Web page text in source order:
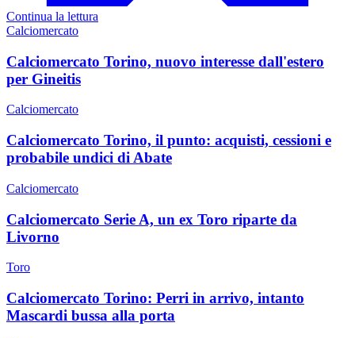
Continua la lettura
Calciomercato
Calciomercato Torino, nuovo interesse dall'estero
per Gineitis
Calciomercato
Calciomercato Torino, il punto: acquisti, cessioni e
probabile undici di Abate
Calciomercato
Calciomercato Serie A, un ex Toro riparte da
Livorno
Toro
Calciomercato Torino: Perri in arrivo, intanto
Mascardi bussa alla porta